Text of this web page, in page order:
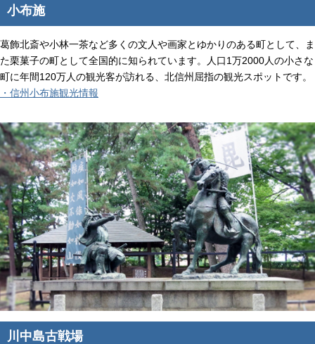
小布施
葛飾北斎や小林一茶など多くの文人や画家とゆかりのある町として、ま
た栗菓子の町として全国的に知られています。人口1万2000人の小さな
町に年間120万人の観光客が訪れる、北信州屈指の観光スポットです。
・信州小布施観光情報
川中島古戦場